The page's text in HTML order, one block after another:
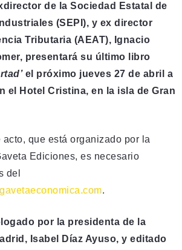
de la Sociedad Estatal de
(SEPI), y ex director
Tributaria (AEAT), Ignacio
presentará su último libro
el próximo jueves 27 de abril a
el Hotel Cristina, en la isla de Gran
acto, que está organizado por la
Ediciones, es necesario
del
.
por la presidenta de la
Isabel Díaz Ayuso, y editado